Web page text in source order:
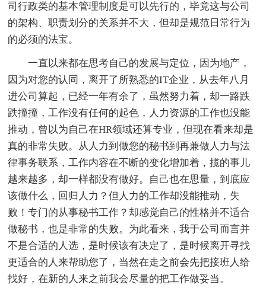
司行政类的基本管理制度是可以先行的，毕竟这与公司
的架构、职责划分的关系并不大，但却是规范日常行为
的必须的法宝。
一直以来都在思考自己的发展与定位，因为地产，
因为对您的认同，离开了所熟悉的IT企业，从去年八月
进公司算起，已经一年有余了，虽然努力着，却一路跌
跌撞撞，工作没有任何的起色，人力资源的工作也没能
推动，曾以为自己在HR领域还算专业，但现在看来却是
真的非常失败。从人力到做您的秘书到再兼做人力与法
律事务联系，工作内容在不断的变化增加着，揽的事儿
越来越多，却一样都没有做好。自己也在思量，到底应
该做什么，回归人力？但人力的工作却没能推动，失
败！专门的从事秘书工作？却感觉自己的性格并不适合
做秘书，也是非常的失败。为此看来，我于公司而言并
不是合适的人选，是时候该有决定了，是时候离开寻找
更适合的人来帮助您了，当然在走之前会先把接班人给
找好，在新的人来之前我会尽量的把工作做妥当。